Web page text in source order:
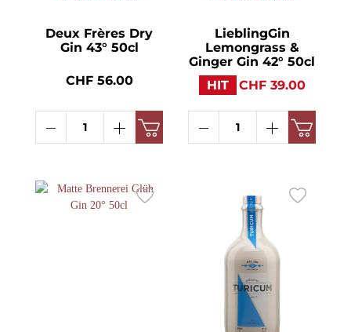
Deux Frères Dry
Gin 43° 50cl
CHF 56.00
LieblingGin
Lemongrass &
Ginger Gin 42° 50cl
HIT
CHF 39.00